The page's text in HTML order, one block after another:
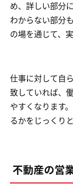
め、詳しい部分
わからない部分
の場を通じて、
仕事に対して自
致していれば、
やすくなります
るかをじっくり
不動産の営